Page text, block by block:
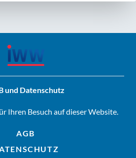
und Datenschutz
Ihren Besuch auf dieser Website.
AGB